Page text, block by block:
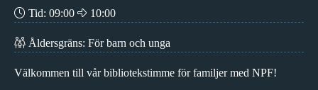
Tid: 09:00 10:00
Åldersgräns: För barn och unga
Välkommen till vår bibliotekstimme för familjer med NPF!